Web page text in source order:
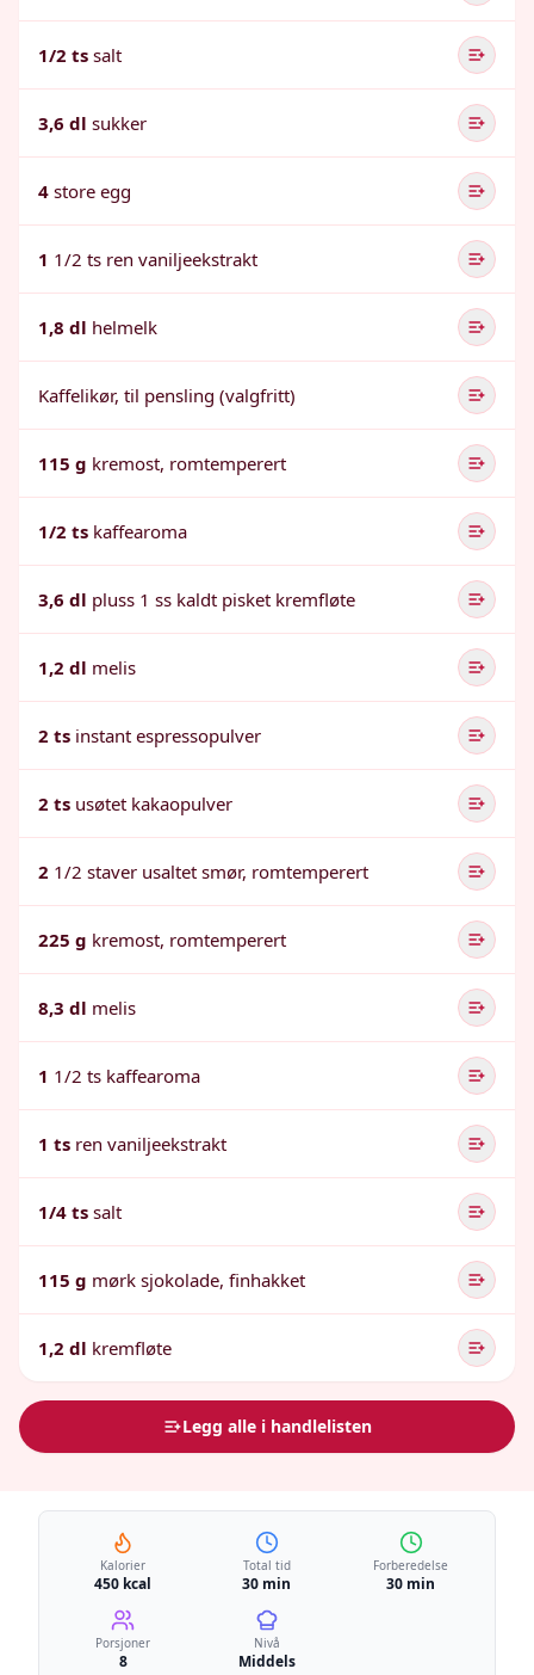
1/2 ts salt
3,6 dl sukker
4 store egg
1 1/2 ts ren vaniljeekstrakt
1,8 dl helmelk
Kaffelikør, til pensling (valgfritt)
115 g kremost, romtemperert
1/2 ts kaffearoma
3,6 dl pluss 1 ss kaldt pisket kremfløte
1,2 dl melis
2 ts instant espressopulver
2 ts usøtet kakaopulver
2 1/2 staver usaltet smør, romtemperert
225 g kremost, romtemperert
8,3 dl melis
1 1/2 ts kaffearoma
1 ts ren vaniljeekstrakt
1/4 ts salt
115 g mørk sjokolade, finhakket
1,2 dl kremfløte
Legg alle i handlelisten
Kalorier
450 kcal
Total tid
30 min
Forberedelse
30 min
Porsjoner
8
Nivå
Middels